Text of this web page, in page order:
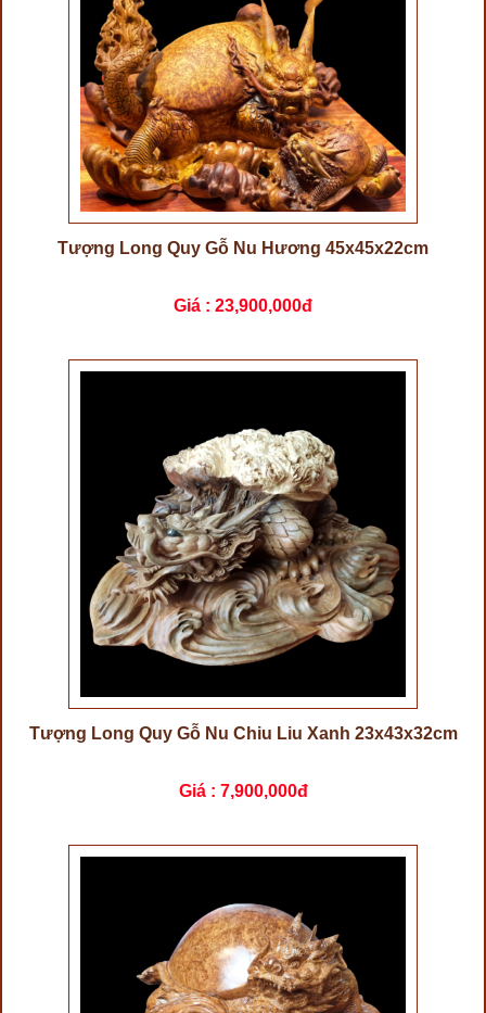
Tượng Long Quy Gỗ Nu Hương 45x45x22cm
Giá : 23,900,000đ
Tượng Long Quy Gỗ Nu Chiu Liu Xanh 23x43x32cm
Giá : 7,900,000đ